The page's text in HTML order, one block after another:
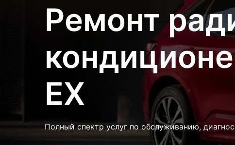
Ремонт
EX
Полный спектр услуг по обслуживанию,